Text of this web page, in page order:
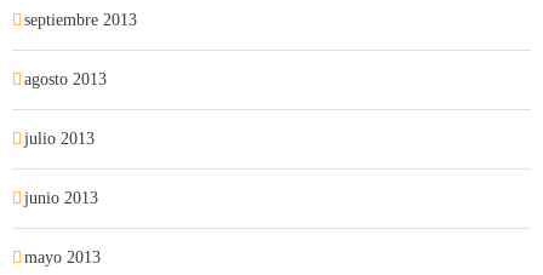
septiembre 2013
agosto 2013
julio 2013
junio 2013
mayo 2013